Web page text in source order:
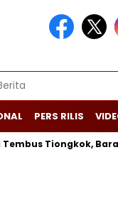
PERS RILIS
Tiongkok,